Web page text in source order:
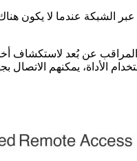
عندما لا يكون هناك
عن بُعد لاستكشاف